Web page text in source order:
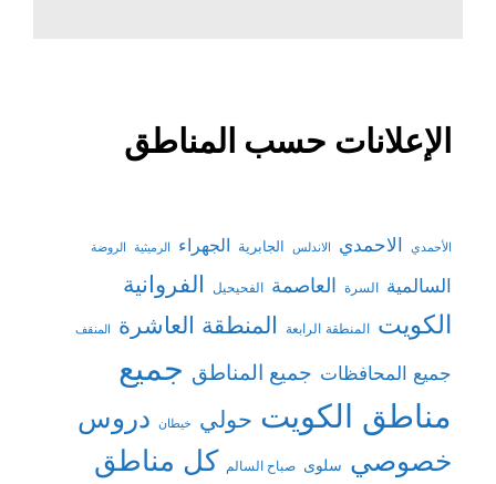
الإعلانات حسب المناطق
الأحمدي الاحمدي الاندلس الجابرية الجهراء الرميثية الروضة
السالمية السرة العاصمة الفحيحيل الفروانية
الكويت المنطقة الرابعة المنطقة العاشرة المنقف
جميع المحافظات جميع المناطق جميع
مناطق الكويت حولي خيطان دروس
خصوصي سلوى صباح السالم كل مناطق